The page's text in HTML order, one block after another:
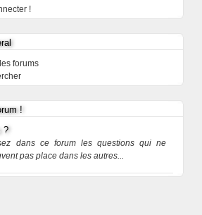
!
forums
!
?
dans ce forum les questions qui ne
pas place dans les autres...